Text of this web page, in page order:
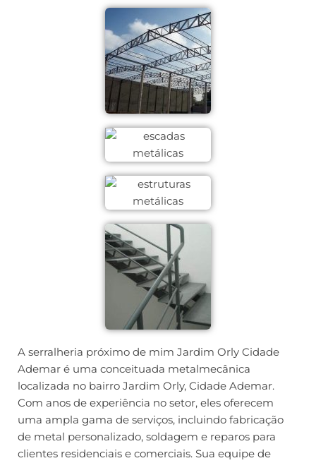
A serralheria próximo de mim Jardim Orly Cidade
Ademar é uma conceituada metalmecânica
localizada no bairro Jardim Orly, Cidade Ademar.
Com anos de experiência no setor, eles oferecem
uma ampla gama de serviços, incluindo fabricação
de metal personalizado, soldagem e reparos para
clientes residenciais e comerciais. Sua equipe de